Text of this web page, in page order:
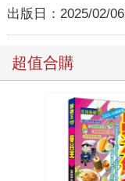
出版日： 2025/02/06
超值合購